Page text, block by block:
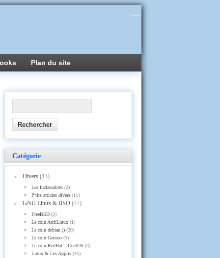
Plan du site
Catégorie
Divers(13)
Les Inclassables (2)
P'tits articles divers (11)
GNU Linux & BSD(77)
FreeBSD (3)
Le coin ArchLinux (1)
Le coin debian ;) (20)
Le coin Gentoo (5)
Le coin RedHat – CentOS (3)
Linux & Les Applis (45)